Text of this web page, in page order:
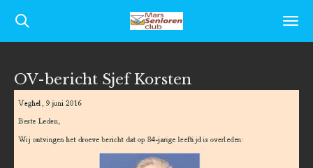
Ga
direct
de
hoofdinhoud
OV-bericht Sjef Korsten